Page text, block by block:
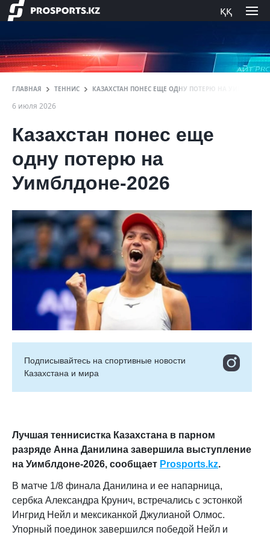
ққ
ГЛАВНАЯ ТЕННИС КАЗАХСТАН ПОНЕС ЕЩЕ ОДНУ ПОТЕРЮ НА УИМБЛДОНЕ-
6 июля 2026
Казахстан понес еще
одну потерю на
Уимблдоне-2026
Подписывайтесь на cпортивные новости
Казахстана и мира
Лучшая теннисистка Казахстана в парном
разряде Анна Данилина завершила выступление
на Уимблдоне-2026, сообщает Prosports.kz.
В матче 1/8 финала Данилина и ее напарница,
сербка Александра Крунич, встречались с эстонкой
Ингрид Нейл и мексиканкой Джулианой Олмос.
Упорный поединок завершился победой Нейл и